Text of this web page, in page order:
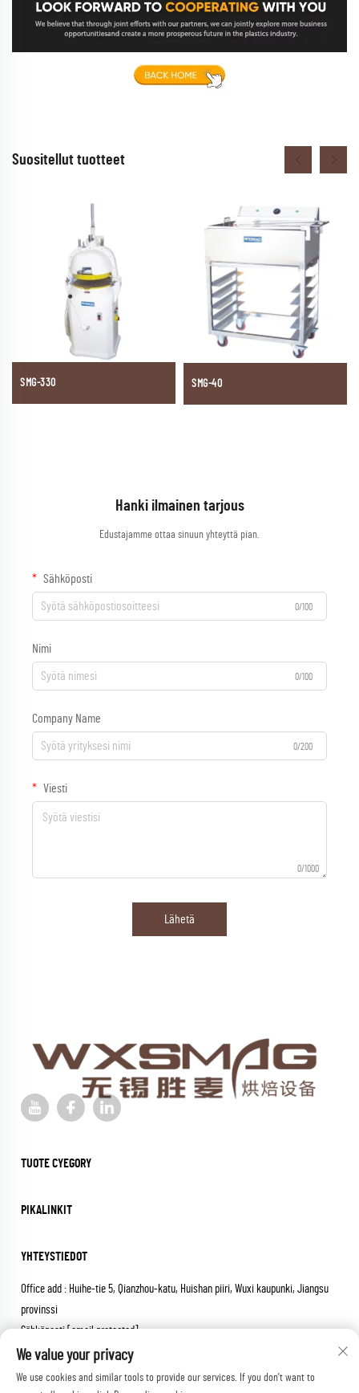
Suositellut tuotteet
SMG-330 SMG-40
Hanki ilmainen tarjous
Edustajamme ottaa sinuun yhteyttä pian.
Sähköposti
0/100
Nimi
0/100
Company Name
0/200
Viesti
0/1000
Lähetä
TUOTE CYEGORY
PIKALINKIT
YHTEYSTIEDOT
Office add : Huihe-tie 5, Qianzhou-katu, Huishan piiri, Wuxi kaupunki, Jiangsu
provinssi
Sähköposti:[email protected]
Soita:+86-18652826331
Tekijänoikeus © 2026 wuxi sheng mai machinery co.,ltd. Kaikki oikeudet
We value your privacy
We use cookies and similar tools to provide our services. If you don't want to